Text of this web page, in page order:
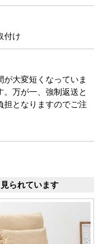
付け
大変短くなっていま
万が一、強制返送と
担となりますのでご注
られています